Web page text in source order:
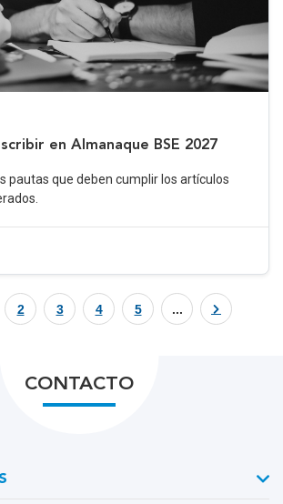
en Almanaque BSE 2027
pautas que deben cumplir los artículos
2 3 4 5 ...
CONTACTO